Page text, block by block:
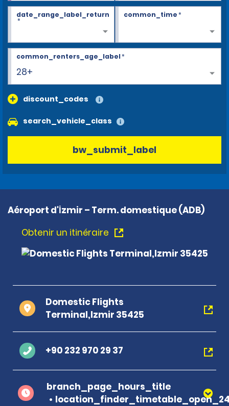
date_range_label_return
*
common_time*
28+
common_renters_age_label*
discount_codes
search_vehicle_class
bw_submit_label
Aéroport d'İzmir – Term. domestique (ADB)
Obtenir un itinéraire
Domestic Flights
Terminal,Izmir 35425
+90 232 970 29 37
branch_page_hours_title